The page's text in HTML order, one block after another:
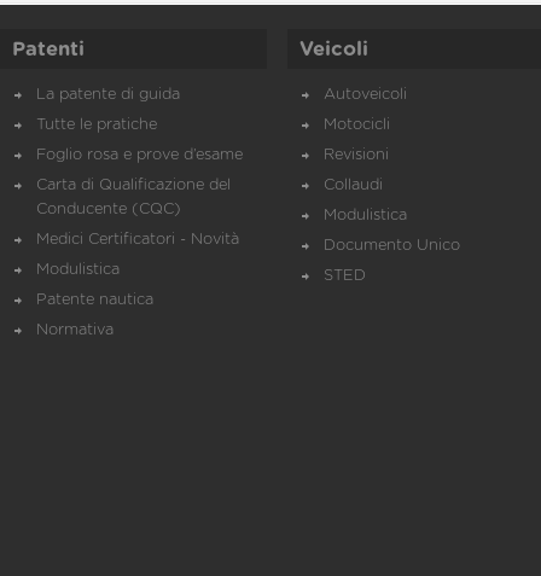
Patenti
La patente di guida
Tutte le pratiche
Foglio rosa e prove d’esame
Carta di Qualificazione del
Conducente (CQC)
Medici Certificatori - Novità
Modulistica
Patente nautica
Normativa
Veicoli
Autoveicoli
Motocicli
Revisioni
Collaudi
Modulistica
Documento Unico
STED